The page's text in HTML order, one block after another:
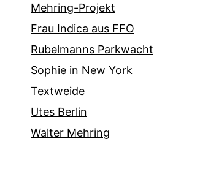
Mehring-Projekt
Frau Indica aus FFO
Rubelmanns Parkwacht
Sophie in New York
Textweide
Utes Berlin
Walter Mehring